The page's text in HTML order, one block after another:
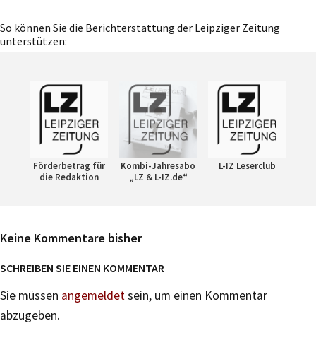
So können Sie die Berichterstattung der Leipziger Zeitung
unterstützen:
Förderbetrag für
die Redaktion
Kombi-Jahresabo
„LZ & L-IZ.de“
L-IZ Leserclub
Keine Kommentare bisher
SCHREIBEN SIE EINEN KOMMENTAR
Sie müssen angemeldetsein, um einen Kommentar
abzugeben.